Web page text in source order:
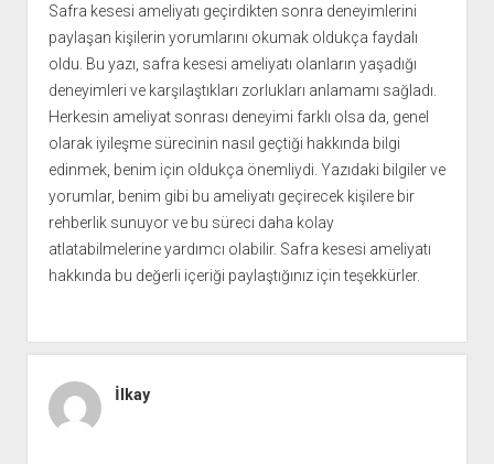
Safra kesesi ameliyatı geçirdikten sonra deneyimlerini
paylaşan kişilerin yorumlarını okumak oldukça faydalı
oldu. Bu yazı, safra kesesi ameliyatı olanların yaşadığı
deneyimleri ve karşılaştıkları zorlukları anlamamı sağladı.
Herkesin ameliyat sonrası deneyimi farklı olsa da, genel
olarak iyileşme sürecinin nasıl geçtiği hakkında bilgi
edinmek, benim için oldukça önemliydi. Yazıdaki bilgiler ve
yorumlar, benim gibi bu ameliyatı geçirecek kişilere bir
rehberlik sunuyor ve bu süreci daha kolay
atlatabilmelerine yardımcı olabilir. Safra kesesi ameliyatı
hakkında bu değerli içeriği paylaştığınız için teşekkürler.
İlkay